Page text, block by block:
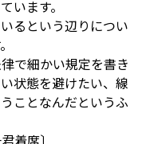
います。
るという辺りについ
で細かい規定を書き
状態を避けたい、線
ことなんだというふ